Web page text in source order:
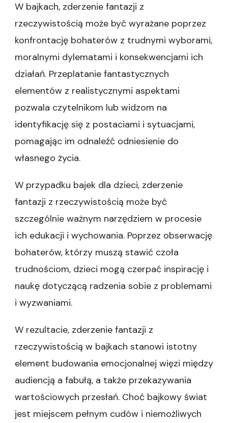
W bajkach, zderzenie fantazji z
rzeczywistością może być wyrażane poprzez
konfrontację bohaterów z trudnymi wyborami,
moralnymi dylematami i konsekwencjami ich
działań. Przeplatanie fantastycznych
elementów z realistycznymi aspektami
pozwala czytelnikom lub widzom na
identyfikację się z postaciami i sytuacjami,
pomagając im odnaleźć odniesienie do
własnego życia.
W przypadku bajek dla dzieci, zderzenie
fantazji z rzeczywistością może być
szczególnie ważnym narzędziem w procesie
ich edukacji i wychowania. Poprzez obserwację
bohaterów, którzy muszą stawić czoła
trudnościom, dzieci mogą czerpać inspirację i
naukę dotyczącą radzenia sobie z problemami
i wyzwaniami.
W rezultacie, zderzenie fantazji z
rzeczywistością w bajkach stanowi istotny
element budowania emocjonalnej więzi między
audiencją a fabułą, a także przekazywania
wartościowych przesłań. Choć bajkowy świat
jest miejscem pełnym cudów i niemożliwych